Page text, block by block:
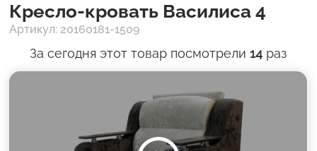
Кресло-кровать Василиса 4
Артикул: 20160181-1509
За сегодня этот товар посмотрели14 раз